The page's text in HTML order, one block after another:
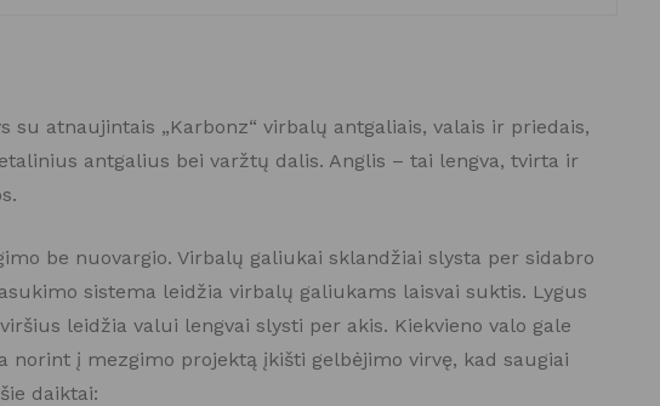
atnaujintais „Karbonz“ virbalų antgaliais, valais ir priedais,
antgalius bei varžtų dalis. Anglis – tai lengva, tvirta ir
be nuovargio. Virbalų galiukai sklandžiai slysta per sidabro
sistema leidžia virbalų galiukams laisvai suktis. Lygus
leidžia valui lengvai slysti per akis. Kiekvieno valo gale
į mezgimo projektą įkišti gelbėjimo virvę, kad saugiai
daiktai: